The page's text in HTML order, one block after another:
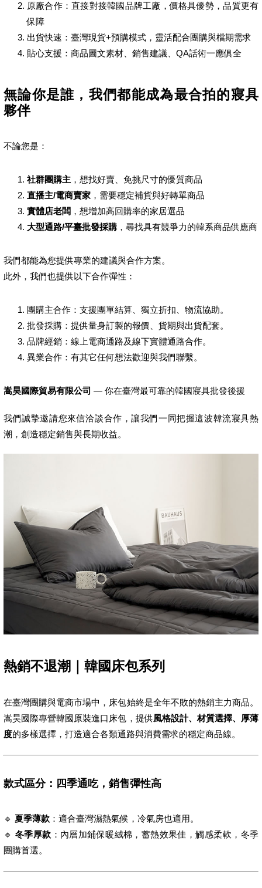
原廠合作：直接對接韓國品牌工廠，價格具優勢，品質更有
保障
出貨快速：臺灣現貨+預購模式，靈活配合團購與檔期需求
貼心支援：商品圖文素材、銷售建議、QA話術一應俱全
無論你是誰，我們都能成為最合拍的寢具
夥伴
不論您是：
社群團購主 ，想找好賣、免挑尺寸的優質商品
直播主/電商賣家 ，需要穩定補貨與好轉單商品
實體店老闆 ，想增加高回購率的家居選品
大型通路/平臺批發採購 ，尋找具有競爭力的韓系商品供應商
我們都能為您提供專業的建議與合作方案。
此外，我們也提供以下合作彈性：
團購主合作：支援團單結算、獨立折扣、物流協助。
批發採購：提供量身訂製的報價、貨期與出貨配套。
品牌經銷：線上電商通路及線下實體通路合作。
異業合作：有其它任何想法歡迎與我們聯繫。
嵩昊國際貿易有限公司 — 你在臺灣最可靠的韓國寢具批發後援
我們誠摯邀請您來信洽談合作，讓我們一同把握這波韓流寢具熱
潮，創造穩定銷售與長期收益。
熱銷不退潮｜韓國床包系列
在臺灣團購與電商市場中，床包始終是全年不敗的熱銷主力商品。
嵩昊國際專營韓國原裝進口床包，提供風格設計、材質選擇、厚薄
度的多樣選擇，打造適合各類通路與消費需求的穩定商品線。
款式區分：四季通吃，銷售彈性高
🔹 夏季薄款 ：適合臺灣濕熱氣候，冷氣房也適用。
🔹 冬季厚款 ：內層加鋪保暖絨棉，蓄熱效果佳，觸感柔軟，冬季
團購首選。